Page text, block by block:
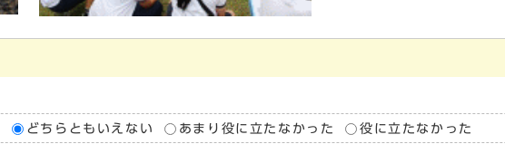
どちらともいえない あまり役に立たなかった 役に立たなかった